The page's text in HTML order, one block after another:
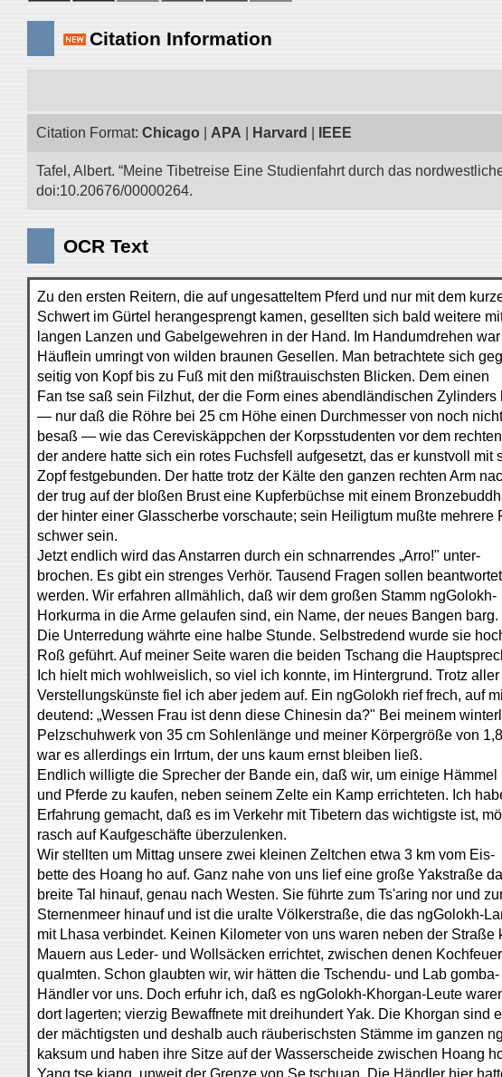
Citation Information
Citation Format: Chicago APA Harvard IEEE
Tafel, Albert. “Meine Tibetreise Eine Studienfahrt durch das
doi:10.20676/00000264.
OCR Text
Zu den ersten Reitern, die auf ungesatteltem Pferd und nur mit dem
Schwert im Gürtel herangesprengt kamen, gesellten sich bald weitere
langen Lanzen und Gabelgewehren in der Hand. Im Handumdrehen
Häuflein umringt von wilden braunen Gesellen. Man betrachtete sich
seitig von Kopf bis zu Fuß mit den mißtrauischsten Blicken. Dem einen
Fan tse saß sein Filzhut, der die Form eines abendländischen Zylinders
— nur daß die Röhre bei 25 cm Höhe einen Durchmesser von noch
besaß — wie das Cereviskäppchen der Korpsstudenten vor dem
der andere hatte sich ein rotes Fuchsfell aufgesetzt, das er kunstvoll mit
Zopf festgebunden. Der hatte trotz der Kälte den ganzen rechten Arm
der trug auf der bloßen Brust eine Kupferbüchse mit einem
der hinter einer Glasscherbe vorschaute; sein Heiligtum mußte mehrere
schwer sein.
Jetzt endlich wird das Anstarren durch ein schnarrendes „Arro!" unter-
brochen. Es gibt ein strenges Verhör. Tausend Fragen sollen beantwortet
werden. Wir erfahren allmählich, daß wir dem großen Stamm ngGolokh-
Horkurma in die Arme gelaufen sind, ein Name, der neues Bangen barg.
Die Unterredung währte eine halbe Stunde. Selbstredend wurde sie
Roß geführt. Auf meiner Seite waren die beiden Tschang die
Ich hielt mich wohlweislich, so viel ich konnte, im Hintergrund. Trotz aller
Verstellungskünste fiel ich aber jedem auf. Ein ngGolokh rief frech, auf
deutend: „Wessen Frau ist denn diese Chinesin da?" Bei meinem
Pelzschuhwerk von 35 cm Sohlenlänge und meiner Körpergröße von
war es allerdings ein Irrtum, der uns kaum ernst bleiben ließ.
Endlich willigte die Sprecher der Bande ein, daß wir, um einige Hämmel
und Pferde zu kaufen, neben seinem Zelte ein Kamp errichteten. Ich
Erfahrung gemacht, daß es im Verkehr mit Tibetern das wichtigste ist,
rasch auf Kaufgeschäfte überzulenken.
Wir stellten um Mittag unsere zwei kleinen Zeltchen etwa 3 km vom Eis-
bette des Hoang ho auf. Ganz nahe von uns lief eine große Yakstraße
breite Tal hinauf, genau nach Westen. Sie führte zum Ts'aring nor und
Sternenmeer hinauf und ist die uralte Völkerstraße, die das ngGolokh-
mit Lhasa verbindet. Keinen Kilometer von uns waren neben der Straße
Mauern aus Leder- und Wollsäcken errichtet, zwischen denen Kochfeuer
qualmten. Schon glaubten wir, wir hätten die Tschendu- und Lab gomba-
Händler vor uns. Doch erfuhr ich, daß es ngGolokh-Khorgan-Leute
dort lagerten; vierzig Bewaffnete mit dreihundert Yak. Die Khorgan sind
der mächtigsten und deshalb auch räuberischsten Stämme im ganzen
kaksum und haben ihre Sitze auf der Wasserscheide zwischen Hoang
Yang tse kiang, unweit der Grenze von Se tschuan. Die Händler hier